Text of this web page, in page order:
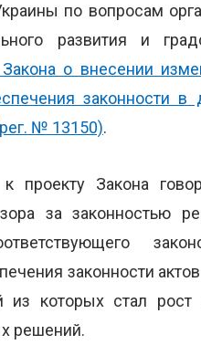
по вопросам
развития и
Закона о внесении
законности
№ 13150).
к проекту Закона
за законностью
законности
которых стал рост
решений.